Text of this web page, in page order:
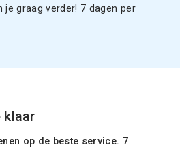
je graag verder! 7 dagen per
klaar
op de beste service. 7